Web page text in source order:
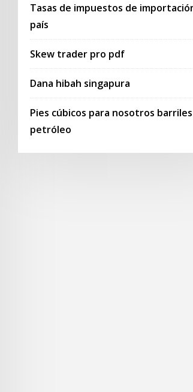
Tasas de impuestos de
país
Skew trader pro pdf
Dana hibah singapura
Pies cúbicos para nosotros
petróleo